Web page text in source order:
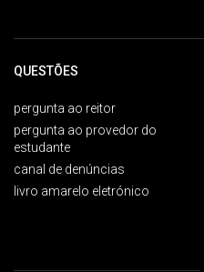
QUESTÕES
pergunta ao reitor
pergunta ao provedor do
estudante
canal de denúncias
livro amarelo eletrónico